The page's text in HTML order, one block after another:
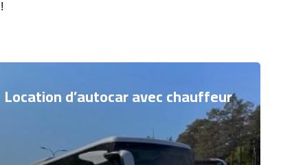
Location d’autocar avec chauffeur